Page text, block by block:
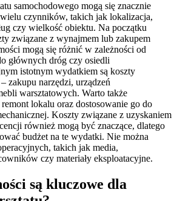
samochodowego mogą się znacznie
czynników, takich jak lokalizacja,
czy wielkość obiektu. Na początku
związane z wynajmem lub zakupem
mogą się różnić w zależności od
głównych dróg czy osiedli
istotnym wydatkiem są koszty
zakupu narzędzi, urządzeń
warsztatowych. Warto także
lokalu oraz dostosowanie go do
Koszty związane z uzyskaniem
również mogą być znaczące, dlatego
budżet na te wydatki. Nie można
takich jak media,
czy materiały eksploatacyjne.
są kluczowe dla